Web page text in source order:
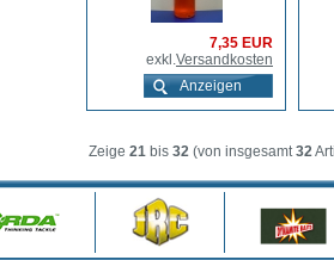
7,35 EUR
exkl.Versandkosten
Anzeigen
Zeige 21 bis 32 (von insgesamt32